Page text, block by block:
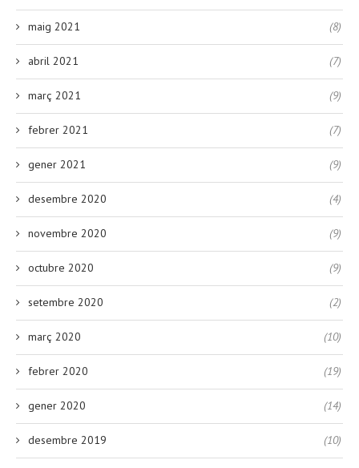
maig 2021 (8)
abril 2021 (7)
març 2021 (9)
febrer 2021 (7)
gener 2021 (9)
desembre 2020 (4)
novembre 2020 (9)
octubre 2020 (9)
setembre 2020 (2)
març 2020 (10)
febrer 2020 (19)
gener 2020 (14)
desembre 2019 (10)